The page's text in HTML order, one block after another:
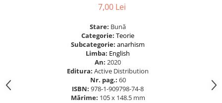
7,00 Lei
Stare: Bună
Categorie: Teorie
Subcategorie: anarhism
Limba: English
An: 2020
Editura: Active Distribution
Nr. pag.: 60
ISBN: 978-1-909798-74-8
Mărime: 105 x 148.5 mm